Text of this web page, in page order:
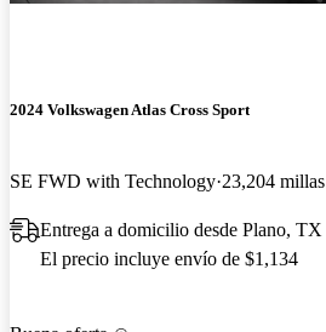
2024 Volkswagen Atlas Cross Sport
SE FWD with Technology 23,204 millas
Entrega a domicilio desde Plano, TX
El precio incluye envío de $1,134